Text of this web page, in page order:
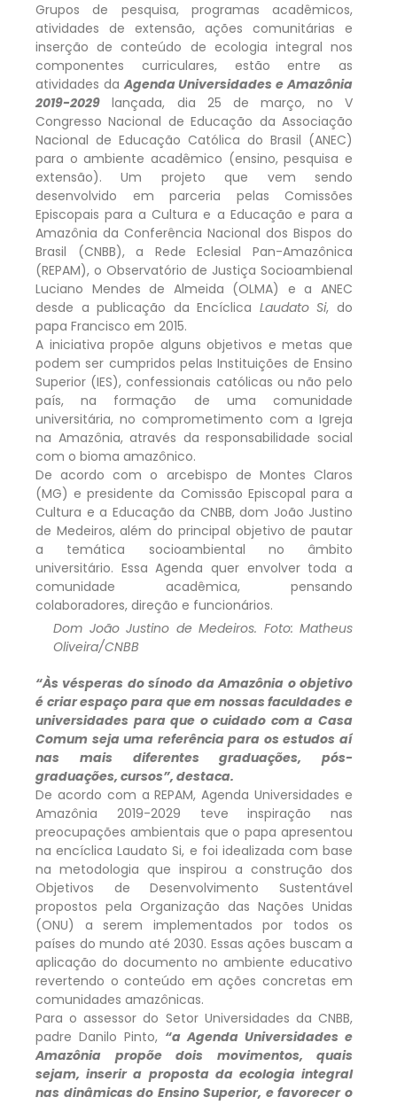
Grupos de pesquisa, programas acadêmicos,
atividades de extensão, ações comunitárias e
inserção de conteúdo de ecologia integral nos
componentes curriculares, estão entre as
atividades daAgenda Universidades e Amazônia
2019-2029 lançada, dia 25 de março, no V
Congresso Nacional de Educação da Associação
Nacional de Educação Católica do Brasil (ANEC)
para o ambiente acadêmico (ensino, pesquisa e
extensão). Um projeto que vem sendo
desenvolvido em parceria pelas Comissões
Episcopais para a Cultura e a Educação e para a
Amazônia da Conferência Nacional dos Bispos do
Brasil (CNBB), a Rede Eclesial Pan-Amazônica
(REPAM), o Observatório de Justiça Socioambienal
Luciano Mendes de Almeida (OLMA) e a ANEC
desde a publicação da Encíclica Laudato Si, do
papa Francisco em 2015.
A iniciativa propõe alguns objetivos e metas que
podem ser cumpridos pelas Instituições de Ensino
Superior (IES), confessionais católicas ou não pelo
país, na formação de uma comunidade
universitária, no comprometimento com a Igreja
na Amazônia, através da responsabilidade social
com o bioma amazônico.
De acordo com o arcebispo de Montes Claros
(MG) e presidente da Comissão Episcopal para a
Cultura e a Educação da CNBB, dom João Justino
de Medeiros, além do principal objetivo de pautar
a temática socioambiental no âmbito
universitário. Essa Agenda quer envolver toda a
comunidade acadêmica, pensando
colaboradores, direção e funcionários.
Dom João Justino de Medeiros. Foto: Matheus
Oliveira/CNBB
“Às vésperas do sínodo da Amazônia o objetivo
é criar espaço para que em nossas faculdades e
universidades para que o cuidado com a Casa
Comum seja uma referência para os estudos aí
nas mais diferentes graduações, pós-
graduações, cursos”, destaca.
De acordo com a REPAM, Agenda Universidades e
Amazônia 2019-2029 teve inspiração nas
preocupações ambientais que o papa apresentou
na encíclica Laudato Si, e foi idealizada com base
na metodologia que inspirou a construção dos
Objetivos de Desenvolvimento Sustentável
propostos pela Organização das Nações Unidas
(ONU) a serem implementados por todos os
países do mundo até 2030. Essas ações buscam a
aplicação do documento no ambiente educativo
revertendo o conteúdo em ações concretas em
comunidades amazônicas.
Para o assessor do Setor Universidades da CNBB,
padre Danilo Pinto, “a Agenda Universidades e
Amazônia propõe dois movimentos, quais
sejam, inserir a proposta da ecologia integral
nas dinâmicas do Ensino Superior, e favorecer o